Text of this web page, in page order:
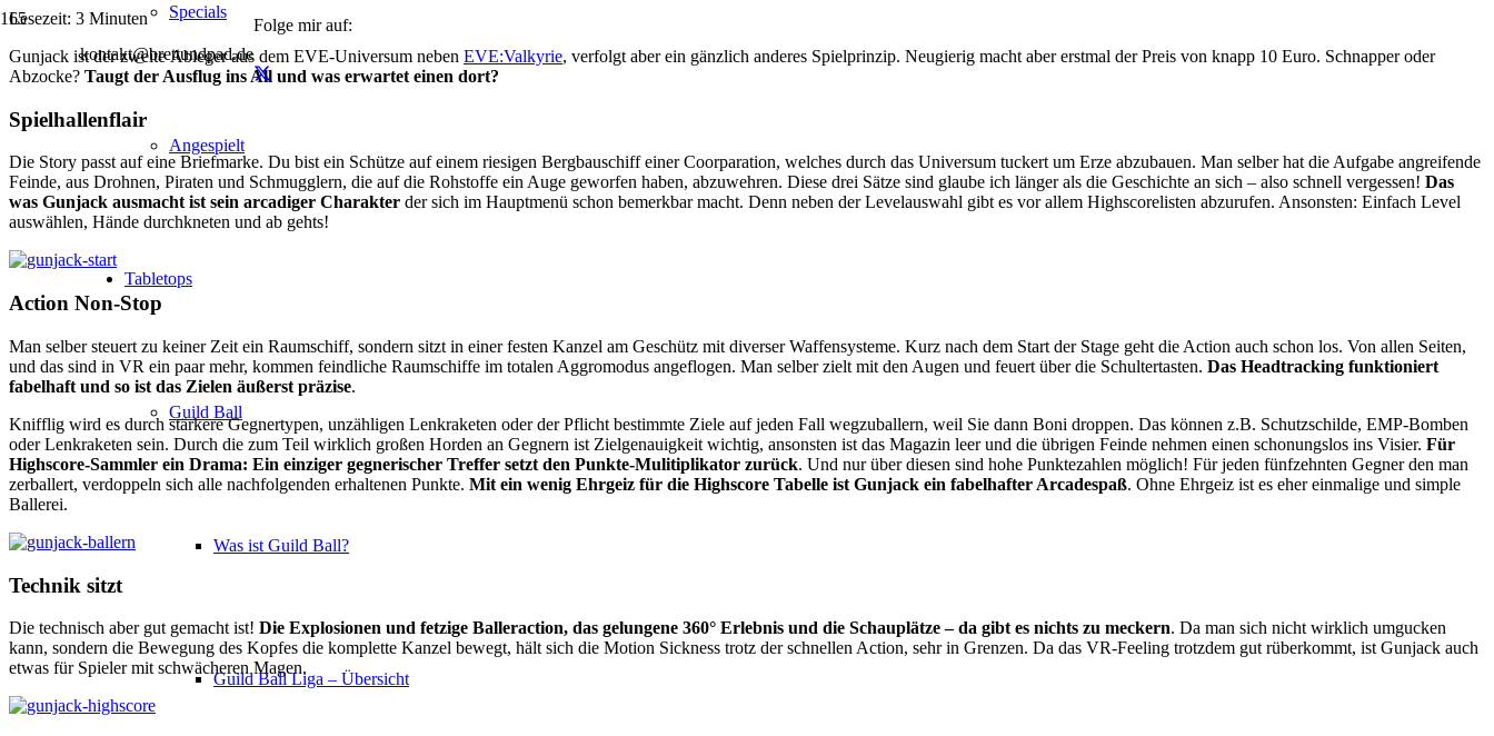
kontakt@brettundpad.de
Folge mir auf:
Specials
Angespielt
Tabletops
Guild Ball
Was ist Guild Ball?
Guild Ball Liga – Übersicht
Lesezeit: 3 Minuten
Gunjack ist der zweite Ableger aus dem EVE-Universum neben EVE:Valkyrie, verfolgt aber ein gänzlich anderes Spielprinzip. Neugierig macht aber erstmal der Preis von knapp 10 Euro. Schnapper oder
Abzocke? Taugt der Ausflug ins All und was erwartet einen dort?
Spielhallenflair
Die Story passt auf eine Briefmarke. Du bist ein Schütze auf einem riesigen Bergbauschiff einer Coorparation, welches durch das Universum tuckert um Erze abzubauen. Man selber hat die Aufgabe angreifende
Feinde, aus Drohnen, Piraten und Schmugglern, die auf die Rohstoffe ein Auge geworfen haben, abzuwehren. Diese drei Sätze sind glaube ich länger als die Geschichte an sich – also schnell vergessen! Das
was Gunjack ausmacht ist sein arcadiger Charakter der sich im Hauptmenü schon bemerkbar macht. Denn neben der Levelauswahl gibt es vor allem Highscorelisten abzurufen. Ansonsten: Einfach Level
auswählen, Hände durchkneten und ab gehts!
Action Non-Stop
Man selber steuert zu keiner Zeit ein Raumschiff, sondern sitzt in einer festen Kanzel am Geschütz mit diverser Waffensysteme. Kurz nach dem Start der Stage geht die Action auch schon los. Von allen Seiten,
und das sind in VR ein paar mehr, kommen feindliche Raumschiffe im totalen Aggromodus angeflogen. Man selber zielt mit den Augen und feuert über die Schultertasten. Das Headtracking funktioniert
fabelhaft und so ist das Zielen äußerst präzise.
Knifflig wird es durch stärkere Gegnertypen, unzähligen Lenkraketen oder der Pflicht bestimmte Ziele auf jeden Fall wegzuballern, weil Sie dann Boni droppen. Das können z.B. Schutzschilde, EMP-Bomben
oder Lenkraketen sein. Durch die zum Teil wirklich großen Horden an Gegnern ist Zielgenauigkeit wichtig, ansonsten ist das Magazin leer und die übrigen Feinde nehmen einen schonungslos ins Visier. Für
Highscore-Sammler ein Drama: Ein einziger gegnerischer Treffer setzt den Punkte-Mulitiplikator zurück. Und nur über diesen sind hohe Punktezahlen möglich! Für jeden fünfzehnten Gegner den man
zerballert, verdoppeln sich alle nachfolgenden erhaltenen Punkte. Mit ein wenig Ehrgeiz für die Highscore Tabelle ist Gunjack ein fabelhafter Arcadespaß. Ohne Ehrgeiz ist es eher einmalige und simple
Ballerei.
Technik sitzt
Die technisch aber gut gemacht ist! Die Explosionen und fetzige Balleraction, das gelungene 360° Erlebnis und die Schauplätze – da gibt es nichts zu meckern. Da man sich nicht wirklich umgucken
kann, sondern die Bewegung des Kopfes die komplette Kanzel bewegt, hält sich die Motion Sickness trotz der schnellen Action, sehr in Grenzen. Da das VR-Feeling trotzdem gut rüberkommt, ist Gunjack auch
etwas für Spieler mit schwächeren Magen.